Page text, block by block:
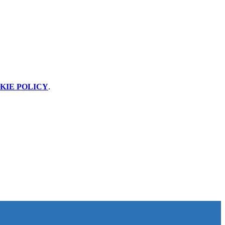
POLICY.